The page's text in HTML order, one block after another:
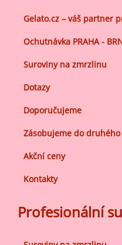
Gelato.cz – váš partner
Ochutnávka PRAHA -
Suroviny na zmrzlinu
Dotazy
Doporučujeme
Zásobujeme do
Akční ceny
Kontakty
Profesionální